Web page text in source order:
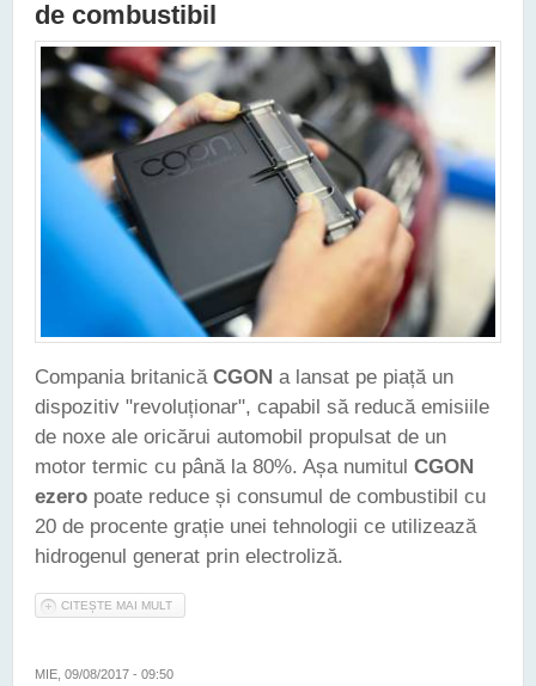
de combustibil
Compania britanică CGON a lansat pe piață un
dispozitiv "revoluționar", capabil să reducă emisiile
de noxe ale oricărui automobil propulsat de un
motor termic cu până la 80%. Așa numitul CGON
ezero poate reduce și consumul de combustibil cu
20 de procente grație unei tehnologii ce utilizează
hidrogenul generat prin electroliză.
CITEȘTE MAI MULT
MIE, 09/08/2017 - 09:50